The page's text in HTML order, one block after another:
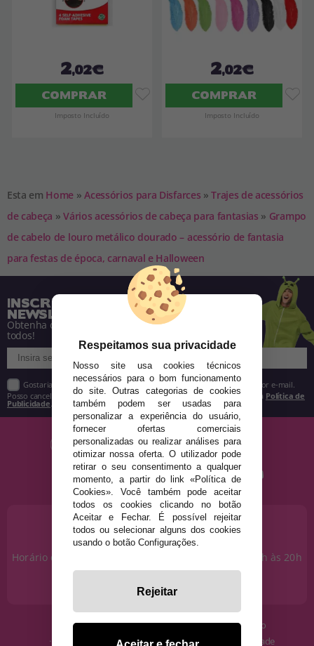
2,02€
COMPRAR
Imposto Incluído
2,02€
COMPRAR
Imposto Incluído
Esta em Home » Acessórios para Disfarces » Trajes de acessórios
de cabeça » Vários acessórios de cabeça para fantasias » Grampo
de cabelo de louro metálico dourado – acessório de fantasia
para festas de época, carnaval e Halloween
INSCREVA-SE NA NOSSA
NEWSLETTER
Obtenha descontos e saiba de tudo antes de
todos!
Gostaria de receber descontos exclusivos, novidades e tendências por e-mail.
Posso cancelar a inscrição a qualquer momento, conforme estipulado na Política de
Publicidade
PRECISA DE AJUDA?
915 793 695
Horário de segunda a sexta das 10h às 14h e das 17h às 20h
info@disfracestuyyo.pt
· Quem somos
· Como comprar
· Condições de uso
· Política de Privacidade
Respeitamos sua privacidade
Nosso site usa cookies técnicos
necessários para o bom funcionamento
do site. Outras categorias de cookies
também podem ser usadas para
personalizar a experiência do usuário,
fornecer ofertas comerciais
personalizadas ou realizar análises para
otimizar nossa oferta. O utilizador pode
retirar o seu consentimento a qualquer
momento, a partir do link «Política de
Cookies». Você também pode aceitar
todos os cookies clicando no botão
Aceitar e Fechar. É possível rejeitar
todos ou selecionar alguns dos cookies
usando o botão Configurações.
Rejeitar